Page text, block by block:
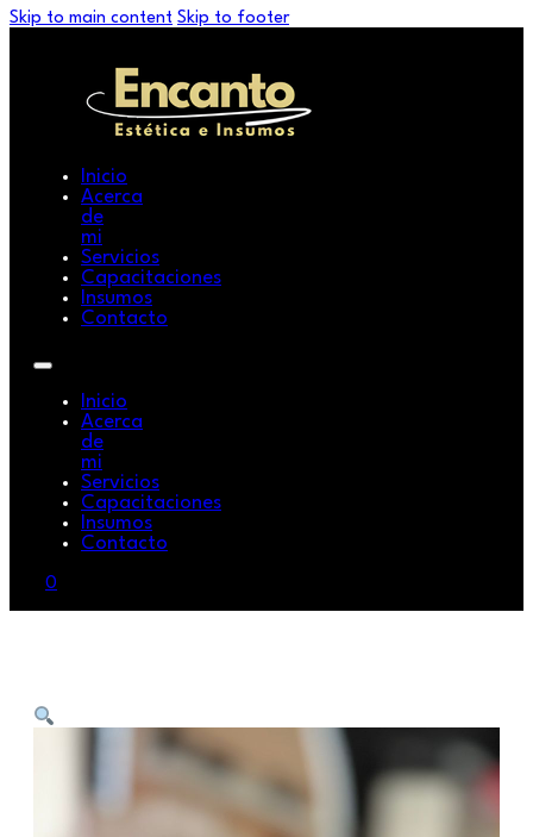
Skip to main content Skip to footer
Inicio
Acerca
de
mi
Servicios
Capacitaciones
Insumos
Contacto
Inicio
Acerca
de
mi
Servicios
Capacitaciones
Insumos
Contacto
0